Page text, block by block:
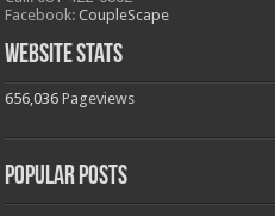
Facebook:CoupleScape
Website Stats
656,036 Pageviews
Popular Posts